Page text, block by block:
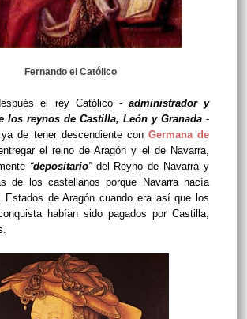
Fernando el Católico
el rey Católico -administrador y
los reynos de Castilla, León y Granada -
de tener descendiente con Germana de
el reino de Aragón y el de Navarra,
“depositario” del Reyno de Navarra y
de los castellanos porque Navarra hacía
Estados de Aragón cuando era así que los
habían sido pagados por Castilla,